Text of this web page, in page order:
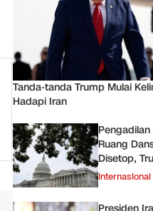
Tanda-tanda Trump Mulai
Hadapi Iran
Ruang
Disetop,
Internasional